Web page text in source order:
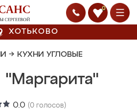
0
ХОТЬКОВО
→ КУХНИ УГЛОВЫЕ
"Маргарита"
0.0 (0 голосов)